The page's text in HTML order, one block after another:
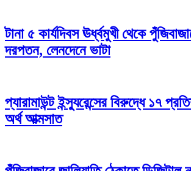
টানা ৫ কার্যদিবস ঊর্ধ্বমুখী থেকে
দরপতন, লেনদেনে ভাটা
প্যারামাউন্ট ইন্স্যুরেন্সের বিরুদ্ধে ১৭
অর্থ আত্মসাত